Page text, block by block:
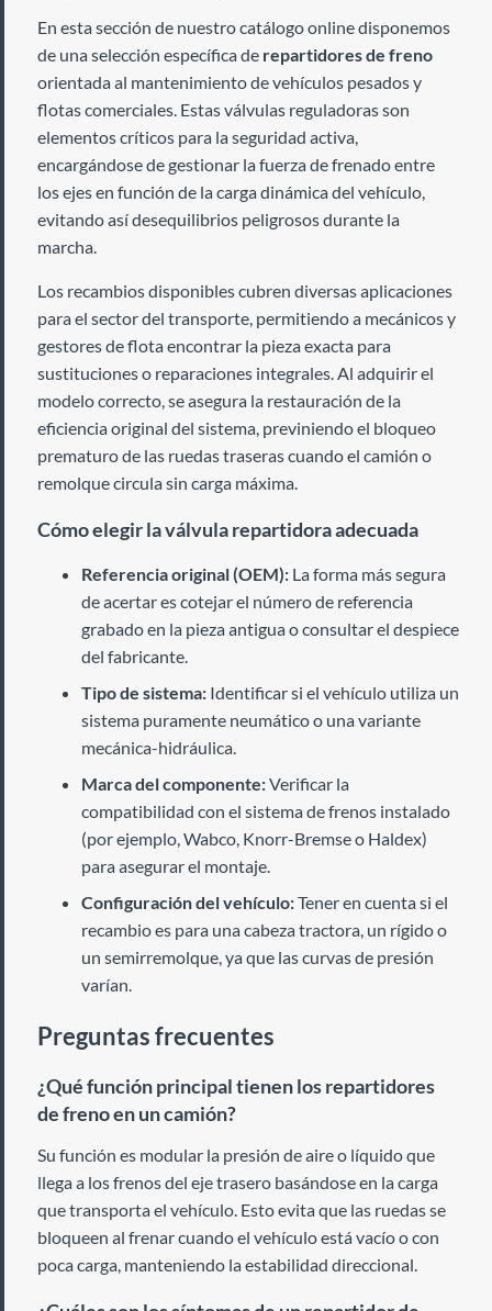
En esta sección de nuestro catálogo online disponemos
de una selección específica de repartidores de freno
orientada al mantenimiento de vehículos pesados y
flotas comerciales. Estas válvulas reguladoras son
elementos críticos para la seguridad activa,
encargándose de gestionar la fuerza de frenado entre
los ejes en función de la carga dinámica del vehículo,
evitando así desequilibrios peligrosos durante la
marcha.
Los recambios disponibles cubren diversas aplicaciones
para el sector del transporte, permitiendo a mecánicos y
gestores de flota encontrar la pieza exacta para
sustituciones o reparaciones integrales. Al adquirir el
modelo correcto, se asegura la restauración de la
eficiencia original del sistema, previniendo el bloqueo
prematuro de las ruedas traseras cuando el camión o
remolque circula sin carga máxima.
Cómo elegir la válvula repartidora adecuada
Referencia original (OEM): La forma más segura
de acertar es cotejar el número de referencia
grabado en la pieza antigua o consultar el despiece
del fabricante.
Tipo de sistema: Identificar si el vehículo utiliza un
sistema puramente neumático o una variante
mecánica-hidráulica.
Marca del componente:Verificar la
compatibilidad con el sistema de frenos instalado
(por ejemplo, Wabco, Knorr-Bremse o Haldex)
para asegurar el montaje.
Configuración del vehículo:Tener en cuenta si el
recambio es para una cabeza tractora, un rígido o
un semirremolque, ya que las curvas de presión
varían.
Preguntas frecuentes
¿Qué función principal tienen los repartidores
de freno en un camión?
Su función es modular la presión de aire o líquido que
llega a los frenos del eje trasero basándose en la carga
que transporta el vehículo. Esto evita que las ruedas se
bloqueen al frenar cuando el vehículo está vacío o con
poca carga, manteniendo la estabilidad direccional.